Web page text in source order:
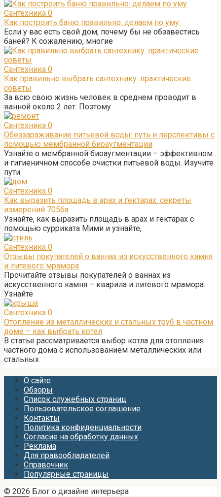
Сантехника 0
Как построить баню правильно: делаем по уму
Если у вас есть свой дом, почему бы не обзавестись
баней? К сожалению, многие
Сантехника 0
Как правильно выбрать сантехнику: практические
советы
За всю свою жизнь человек в среднем проводит в
ванной около 2 лет. Поэтому
Сантехника 0
Обеззараживание питьевой воды: путь и перспективы с
помощью мембранной биоаугментации
Узнайте о мембранной биоаугментации – эффективном
и гигиеничном способе очистки питьевой воды. Изучите
пути
Сантехника 0
Как выразить площадь в арах и гектарах: секреты
измерений 7056а
Узнайте, как выразить площадь в арах и гектарах с
помощью сурриката Мими и узнайте,
Сантехника 0
Отзывы покупателей о ваннах из искусственного камня
и литевого мрамора
Прочитайте отзывы покупателей о ваннах из
искусственного камня – кварила и литевого мрамора.
Узнайте
Сантехника 0
Отопление из металлических и стальных труб в частном
доме – как выбрать котел
В статье рассматривается выбор котла для отопления
частного дома с использованием металлических или
стальных
О сайте
Обзоры
Список служебных страниц
Пользовательское соглашение
Контакты
Политика конфиденциальности
Согласие на обработку данных
Реклама
Для правообладателей
Справочник
Популярные страницы
© 2026 Блог о дизайне интерьера